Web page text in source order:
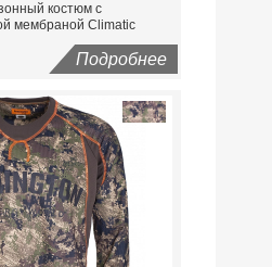
костюм с
мембраной Сlimatic
Подробнее